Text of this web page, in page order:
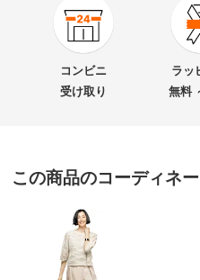
商品番号 900-1871-02
VISONA/ヴィソナ
コンビニ
受け取り
ラッ
無料
この商品のコーディネ